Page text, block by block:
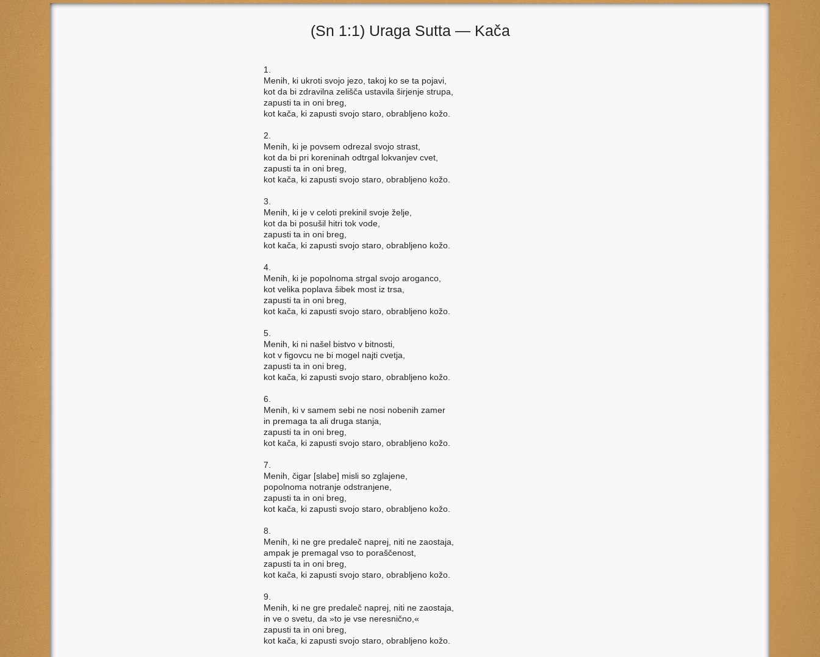
(Sn 1:1) Uraga Sutta — Kača
1.
Menih, ki ukroti svojo jezo, takoj ko se ta pojavi,
kot da bi zdravilna zelišča ustavila širjenje strupa,
zapusti ta in oni breg,
kot kača, ki zapusti svojo staro, obrabljeno kožo.
2.
Menih, ki je povsem odrezal svojo strast,
kot da bi pri koreninah odtrgal lokvanjev cvet,
zapusti ta in oni breg,
kot kača, ki zapusti svojo staro, obrabljeno kožo.
3.
Menih, ki je v celoti prekinil svoje želje,
kot da bi posušil hitri tok vode,
zapusti ta in oni breg,
kot kača, ki zapusti svojo staro, obrabljeno kožo.
4.
Menih, ki je popolnoma strgal svojo aroganco,
kot velika poplava šibek most iz trsa,
zapusti ta in oni breg,
kot kača, ki zapusti svojo staro, obrabljeno kožo.
5.
Menih, ki ni našel bistvo v bitnosti,
kot v figovcu ne bi mogel najti cvetja,
zapusti ta in oni breg,
kot kača, ki zapusti svojo staro, obrabljeno kožo.
6.
Menih, ki v samem sebi ne nosi nobenih zamer
in premaga ta ali druga stanja,
zapusti ta in oni breg,
kot kača, ki zapusti svojo staro, obrabljeno kožo.
7.
Menih, čigar [slabe] misli so zglajene,
popolnoma notranje odstranjene,
zapusti ta in oni breg,
kot kača, ki zapusti svojo staro, obrabljeno kožo.
8.
Menih, ki ne gre predaleč naprej, niti ne zaostaja,
ampak je premagal vso to poraščenost,
zapusti ta in oni breg,
kot kača, ki zapusti svojo staro, obrabljeno kožo.
9.
Menih, ki ne gre predaleč naprej, niti ne zaostaja,
in ve o svetu, da »to je vse neresnično,«
zapusti ta in oni breg,
kot kača, ki zapusti svojo staro, obrabljeno kožo.